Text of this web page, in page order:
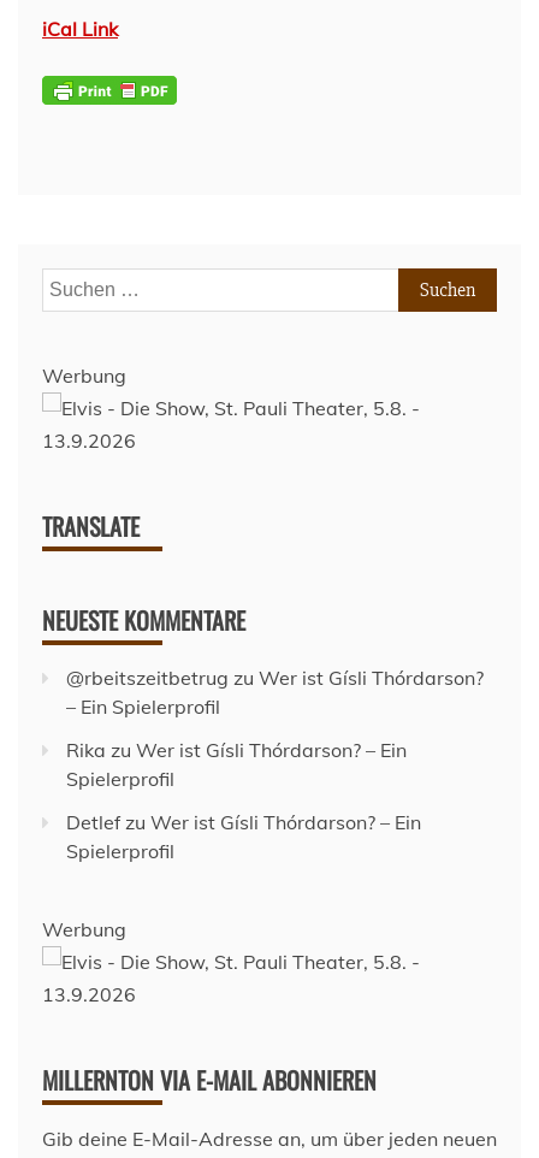
iCal Link
Suchen
nach:
Werbung
TRANSLATE
NEUESTE KOMMENTARE
@rbeitszeitbetrug zu Wer ist Gísli Thórdarson?
– Ein Spielerprofil
Rika zu Wer ist Gísli Thórdarson? – Ein
Spielerprofil
Detlefzu Wer ist Gísli Thórdarson? – Ein
Spielerprofil
Werbung
MILLERNTON VIA E-MAIL ABONNIEREN
Gib deine E-Mail-Adresse an, um über jeden neuen